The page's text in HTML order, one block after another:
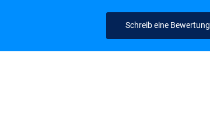
Schreib eine Bewertung